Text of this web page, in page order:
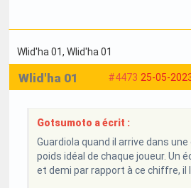
Wlid'ha 01, Wlid'ha 01
#4473 25-05-
Wlid'ha 01
Gotsumoto a écrit :
Guardiola quand il arrive dans une
poids idéal de chaque joueur. Un
et demi par rapport à ce chiffre, il